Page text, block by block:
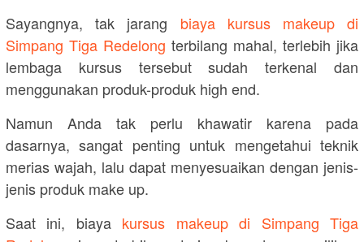
Sayangnya, tak jarang biaya kursus makeup di
Simpang Tiga Redelong terbilang mahal, terlebih jika
lembaga kursus tersebut sudah terkenal dan
menggunakan produk-produk high end.
Namun Anda tak perlu khawatir karena pada
dasarnya, sangat penting untuk mengetahui teknik
merias wajah, lalu dapat menyesuaikan dengan jenis-
jenis produk make up.
Saat ini, biaya kursus makeup di Simpang Tiga